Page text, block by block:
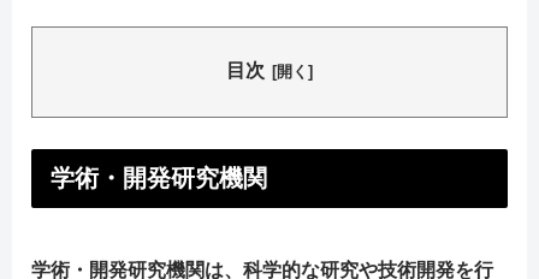
目次
学術・開発研究機関
学術・開発研究機関は、科学的な研究や技術開発を行